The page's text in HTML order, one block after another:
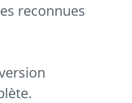
reconnues